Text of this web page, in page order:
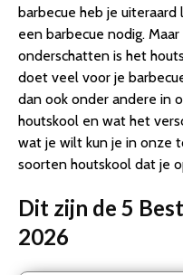
barbecue heb je
een barbecue nodig.
onderschatten is het
doet veel voor je
dan ook onder andere in
houtskool en wat het
wat je wilt kun je in onze
soorten houtskool dat je
Dit zijn de 5
2026